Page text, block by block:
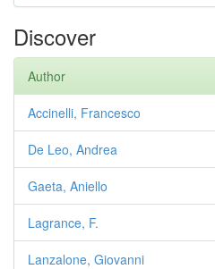
Discover
Author
Accinelli, Francesco
De Leo, Andrea
Gaeta, Aniello
Lagrance, F.
Lanzalone, Giovanni